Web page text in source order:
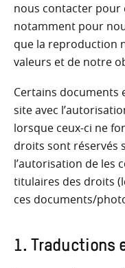
nous contacter pour
notamment pour
que la reproduction
valeurs et de notre
Certains documents
site avec
lorsque ceux-ci ne
droits sont réservés
l’autorisation de les
titulaires des droits
ces documents/
1. Traductions